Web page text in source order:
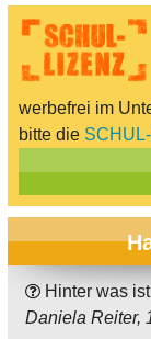
werbefrei im
bitte die
Hinter was
Daniela Reiter,